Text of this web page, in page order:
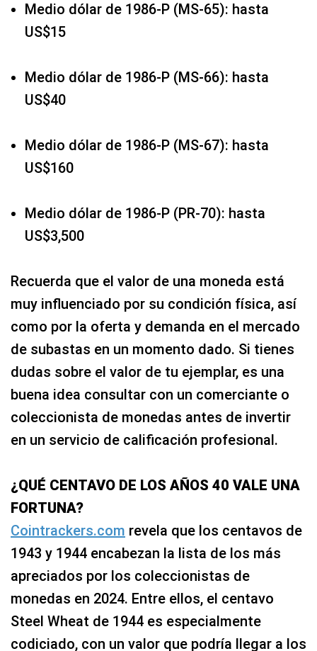
Medio dólar de 1986-P (MS-65): hasta
US$15
Medio dólar de 1986-P (MS-66): hasta
US$40
Medio dólar de 1986-P (MS-67): hasta
US$160
Medio dólar de 1986-P (PR-70): hasta
US$3,500
Recuerda que el valor de una moneda está
muy influenciado por su condición física, así
como por la oferta y demanda en el mercado
de subastas en un momento dado. Si tienes
dudas sobre el valor de tu ejemplar, es una
buena idea consultar con un comerciante o
coleccionista de monedas antes de invertir
en un servicio de calificación profesional.
¿QUÉ CENTAVO DE LOS AÑOS 40 VALE UNA
FORTUNA?
Cointrackers.com revela que los centavos de
1943 y 1944 encabezan la lista de los más
apreciados por los coleccionistas de
monedas en 2024. Entre ellos, el centavo
Steel Wheat de 1944 es especialmente
codiciado, con un valor que podría llegar a los